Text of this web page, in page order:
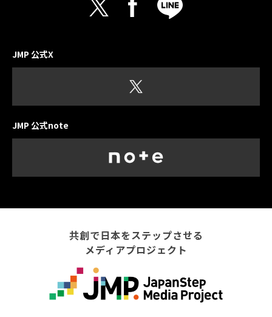
JMP 公式X
JMP 公式note
共創で日本をステップさせる
メディアプロジェクト